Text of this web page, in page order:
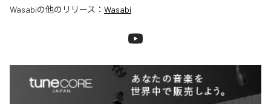
Wasabiの他のリリース： Wasabi